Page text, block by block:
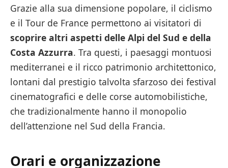
Grazie alla sua dimensione popolare, il ciclismo
e il Tour de France permettono ai visitatori di
scoprire altri aspetti delle Alpi del Sud e della
Costa Azzurra. Tra questi, i paesaggi montuosi
mediterranei e il ricco patrimonio architettonico,
lontani dal prestigio talvolta sfarzoso dei festival
cinematografici e delle corse automobilistiche,
che tradizionalmente hanno il monopolio
dell’attenzione nel Sud della Francia.
Orari e organizzazione